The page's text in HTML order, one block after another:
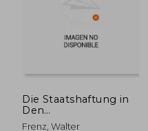
Die Staatshaftung in
Den
Beleihungstatbestanden
Frenz, Walter